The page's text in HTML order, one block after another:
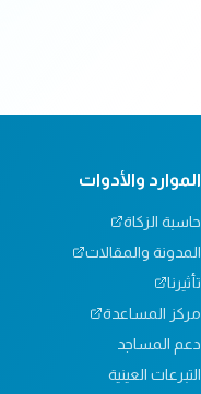
الموارد والأدوات
حاسبة الزكاة
المدونة والمقالات
تأثيرنا
مركز المساعدة
دعم المساجد
التبرعات العينية